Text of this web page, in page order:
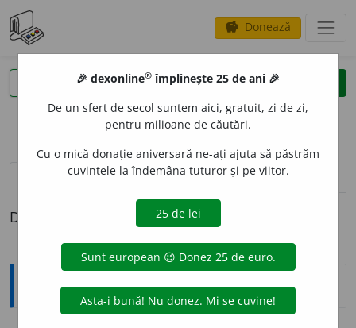
savings Donează
clear
opțiuni
definiții (1) pronunțievolume_up (3)
Definiția cu ID-ul 575850:
Enciclopedice
🎉 dexonline® împlinește 25 de ani 🎉
De un sfert de secol suntem aici, gratuit, zi de zi,
pentru milioane de căutări.
Cu o mică donație aniversară ne-ați ajuta să păstrăm
cuvintele la îndemâna tuturor și pe viitor.